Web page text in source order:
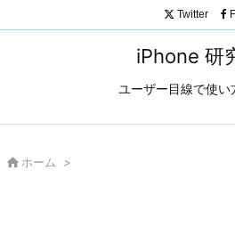
iPhone 研
ユーザー目線で使い
Twitter
 ホーム >